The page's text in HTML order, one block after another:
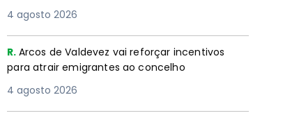
4 agosto 2026
R. Arcos de Valdevez vai reforçar incentivos
para atrair emigrantes ao concelho
4 agosto 2026